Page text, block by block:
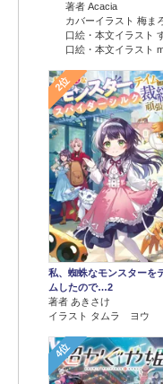
著者 Acacia
カバーイラスト 梅ま
口絵・本文イラスト
口絵・本文イラスト
2位
私、蜘蛛なモンスターを
ムしたので…2
著者 あきさけ
イラスト タムラ ヨウ
4位